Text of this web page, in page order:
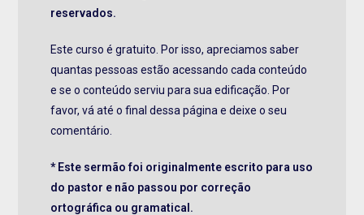
reservados.
Este curso é gratuito. Por isso, apreciamos saber
quantas pessoas estão acessando cada conteúdo
e se o conteúdo serviu para sua edificação. Por
favor, vá até o final dessa página e deixe o seu
comentário.
* Este sermão foi originalmente escrito para uso
do pastor e não passou por correção
ortográfica ou gramatical.